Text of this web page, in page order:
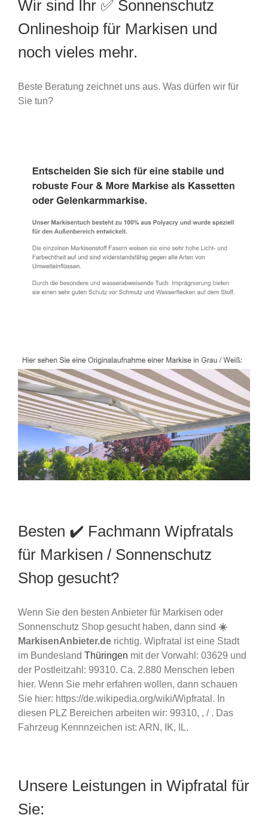
Wir sind Ihr ✅ Sonnenschutz
Onlineshoip für Markisen und
noch vieles mehr.
Beste Beratung zeichnet uns aus. Was dürfen wir für
Sie tun?
Besten ✔️ Fachmann Wipfratals
für Markisen / Sonnenschutz
Shop gesucht?
Wenn Sie den besten Anbieter für Markisen oder
Sonnenschutz Shop gesucht haben, dann sind ☀️
MarkisenAnbieter.de richtig. Wipfratal ist eine Stadt
im Bundesland Thüringen mit der Vorwahl: 03629 und
der Postleitzahl: 99310. Ca. 2.880 Menschen leben
hier. Wenn Sie mehr erfahren wollen, dann schauen
Sie hier: https://de.wikipedia.org/wiki/Wipfratal. In
diesen PLZ Bereichen arbeiten wir: 99310, , / . Das
Fahrzeug Kennnzeichen ist: ARN, IK, IL.
Unsere Leistungen in Wipfratal für
Sie: